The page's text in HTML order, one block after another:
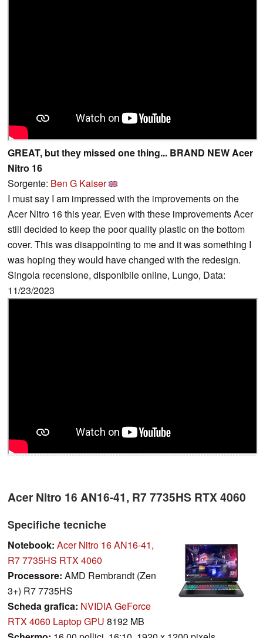
GREAT, but they missed one thing... BRAND NEW Acer
Nitro 16
Sorgente: Ben G Kaiser
I must say I am impressed with the improvements on the
Acer Nitro 16 this year. Even with these improvements Acer
still decided to keep the poor quality plastic on the bottom
cover. This was disappointing to me and it was something I
was hoping they would have changed with the redesign.
Singola recensione, disponibile online, Lungo, Data:
11/23/2023
Acer Nitro 16 AN16-41, R7 7735HS RTX 4060
Specifiche tecniche
Notebook: Acer Nitro 16 AN16-41,
R7 7735HS RTX 4060
Processore: AMD Rembrandt (Zen
3+) R7 7735HS
Scheda grafica: NVIDIA GeForce
RTX 4060 Laptop GPU 8192 MB